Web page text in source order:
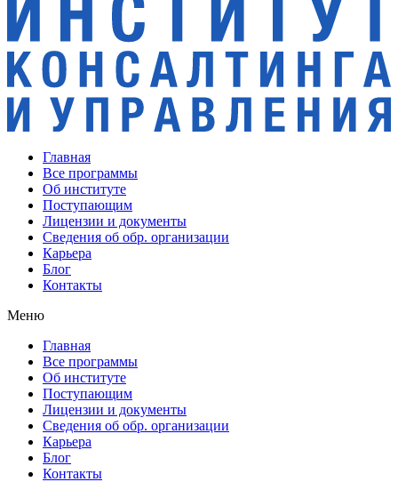
Главная
Все программы
Об институте
Поступающим
Лицензии и документы
Сведения об обр. организации
Карьера
Блог
Контакты
Меню
Главная
Все программы
Об институте
Поступающим
Лицензии и документы
Сведения об обр. организации
Карьера
Блог
Контакты